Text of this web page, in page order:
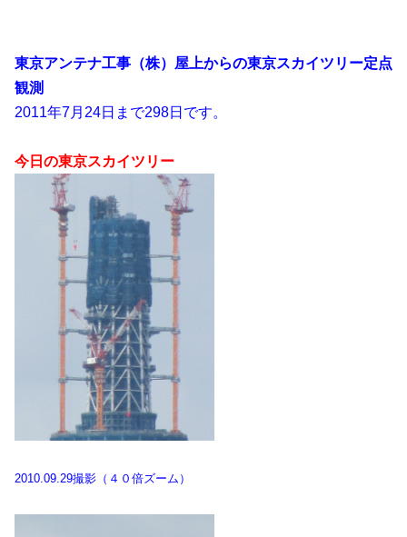
東京アンテナ工事（株）屋上からの東京スカイツリー定点
観測
2011年7月24日まで298日です。
今日の東京スカイツリー
2010.09.29撮影（４０倍ズーム）